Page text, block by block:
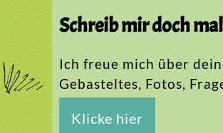
Schreib mir doch
Ich freue mich über
Gebasteltes, Fotos,
Klicke hier